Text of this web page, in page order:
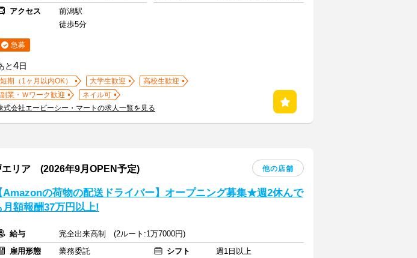
アクセス
前潟駅
徒歩5分
急募
と4日
短期（1ヶ月以内OK） 大学生歓迎
高校生歓迎
副業・Ｗワーク歓迎
ネイル可
式会社エービーシー・マートの求人一覧を見る
リア (2026年9月OPEN予定) 他の店舗
Amazonの荷物の配送ドライバー】オープニング募集★週2休んで
月額報酬37万円以上!
給与
完全出来高制 (2ルート:1万7000円)
雇用形態
業務委託 シフト
週1日以上